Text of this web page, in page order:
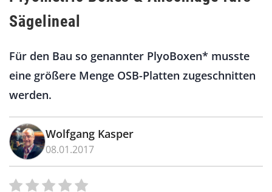
Sägelineal
Für den Bau so genannter PlyoBoxen* musste
eine größere Menge OSB-Platten zugeschnitten
werden.
Wolfgang Kasper
08.01.2017